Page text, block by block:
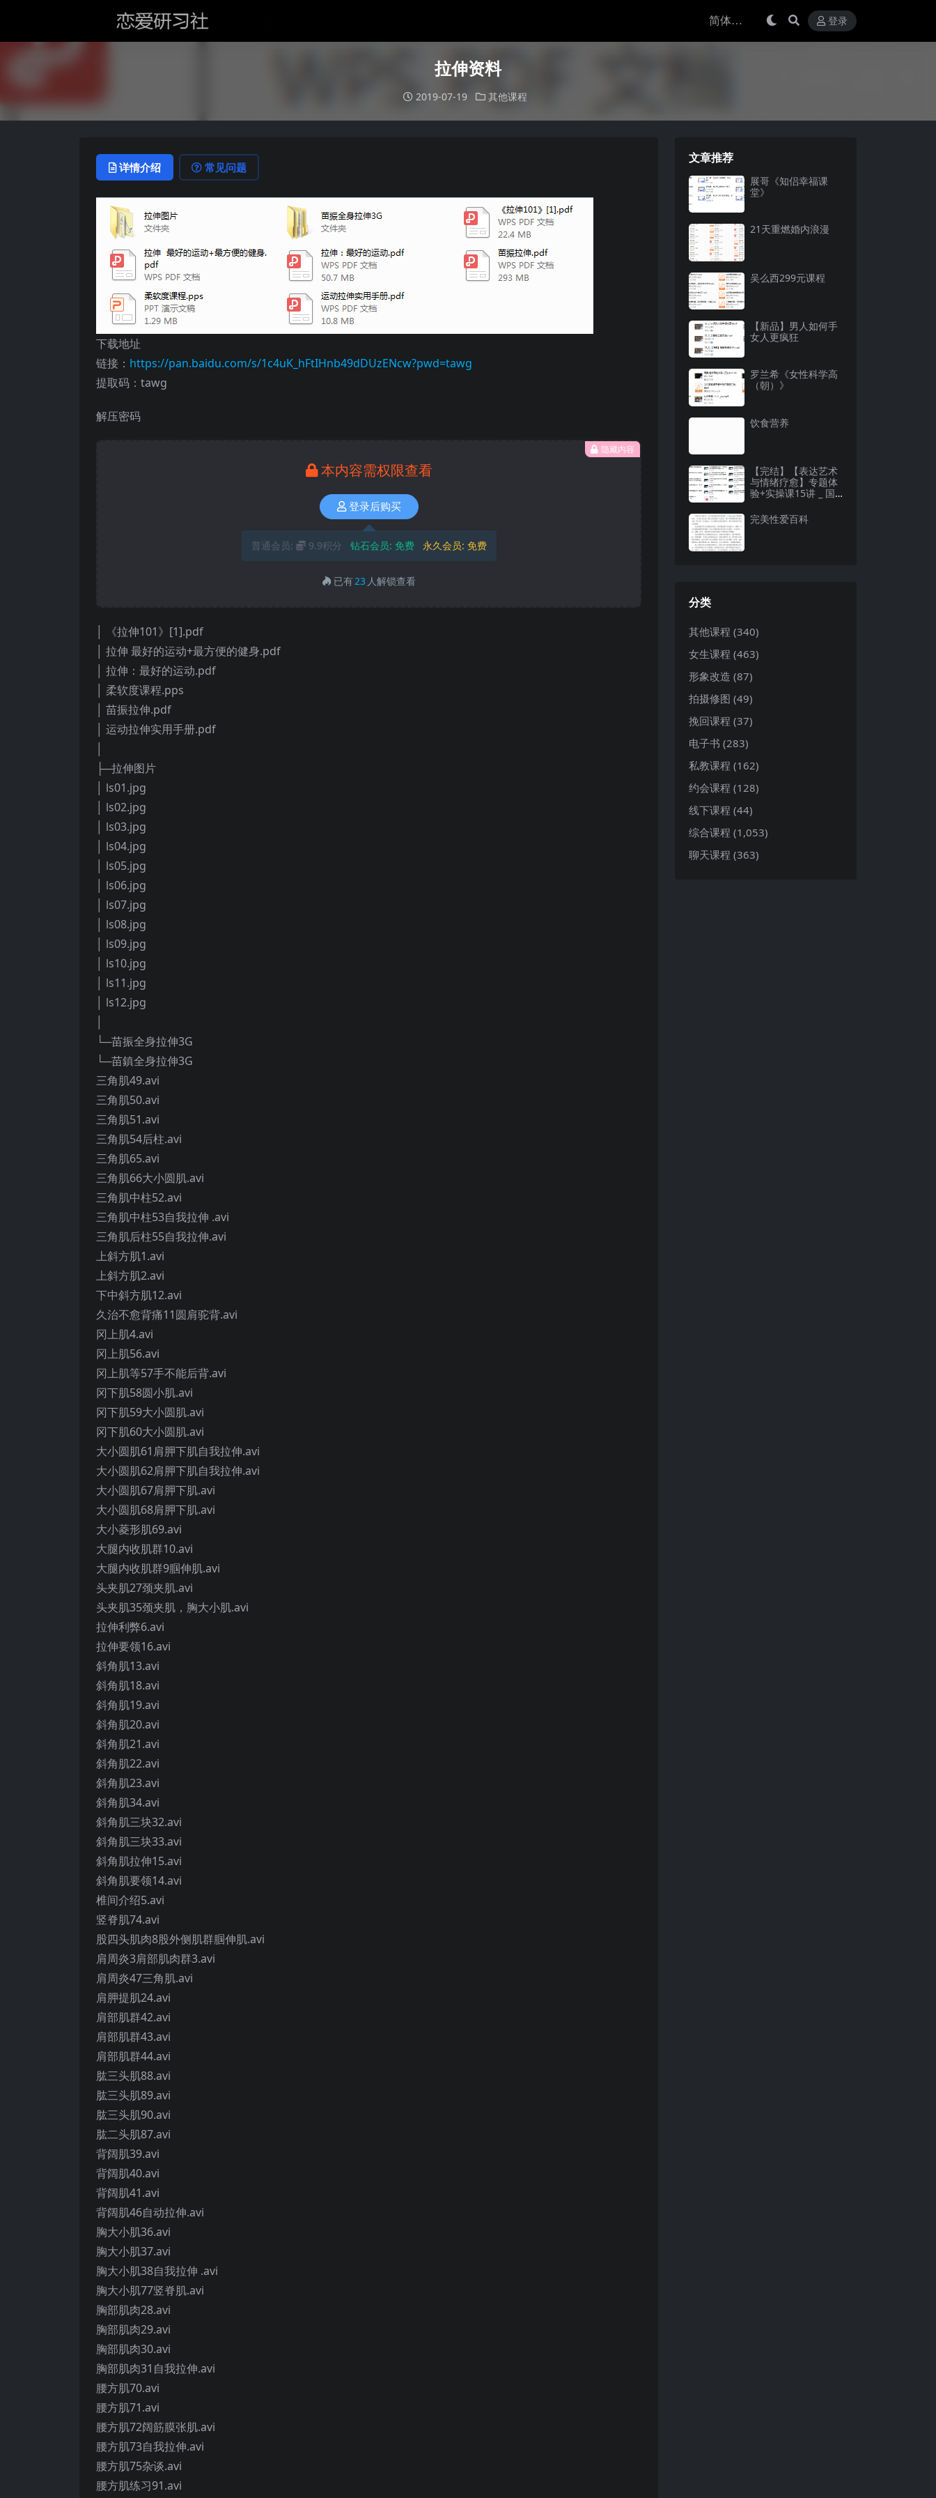
登录
拉伸资料
2019-07-19 其他课程
详情介绍 常见问题
下载地址
链接： https://pan.baidu.com/s/1c4uK_hFtIHnb49dDUzENcw?pwd=tawg
提取码：tawg
解压密码
隐藏内容
本内容需权限查看
登录后购买
普通会员: 9.9积分 钻石会员: 免费 永久会员: 免费
已有23 人解锁查看
│ 《拉伸101》[1].pdf
│ 拉伸 最好的运动+最方便的健身.pdf
│ 拉伸：最好的运动.pdf
│ 柔软度课程.pps
│ 苗振拉伸.pdf
│ 运动拉伸实用手册.pdf
├─拉伸图片
│ ls01.jpg
│ ls02.jpg
│ ls03.jpg
│ ls04.jpg
│ ls05.jpg
│ ls06.jpg
│ ls07.jpg
│ ls08.jpg
│ ls09.jpg
│ ls10.jpg
│ ls11.jpg
│ ls12.jpg
└─苗振全身拉伸3G
└─苗鎮全身拉伸3G
三角肌49.avi
三角肌50.avi
三角肌51.avi
三角肌54后柱.avi
三角肌65.avi
三角肌66大小圆肌.avi
三角肌中柱52.avi
三角肌中柱53自我拉伸 .avi
三角肌后柱55自我拉伸.avi
上斜方肌1.avi
上斜方肌2.avi
下中斜方肌12.avi
久治不愈背痛11圆肩驼背.avi
冈上肌4.avi
冈上肌56.avi
冈上肌等57手不能后背.avi
冈下肌58圆小肌.avi
冈下肌59大小圆肌.avi
冈下肌60大小圆肌.avi
大小圆肌61肩胛下肌自我拉伸.avi
大小圆肌62肩胛下肌自我拉伸.avi
大小圆肌67肩胛下肌.avi
大小圆肌68肩胛下肌.avi
大小菱形肌69.avi
大腿内收肌群10.avi
大腿内收肌群9腘伸肌.avi
头夹肌27颈夹肌.avi
头夹肌35颈夹肌，胸大小肌.avi
拉伸利弊6.avi
拉伸要领16.avi
斜角肌13.avi
斜角肌18.avi
斜角肌19.avi
斜角肌20.avi
斜角肌21.avi
斜角肌22.avi
斜角肌23.avi
斜角肌34.avi
斜角肌三块32.avi
斜角肌三块33.avi
斜角肌拉伸15.avi
斜角肌要领14.avi
椎间介绍5.avi
竖脊肌74.avi
股四头肌肉8股外侧肌群腘伸肌.avi
肩周炎3肩部肌肉群3.avi
肩周炎47三角肌.avi
肩胛提肌24.avi
肩部肌群42.avi
肩部肌群43.avi
肩部肌群44.avi
肱三头肌88.avi
肱三头肌89.avi
肱三头肌90.avi
肱二头肌87.avi
背阔肌39.avi
背阔肌40.avi
背阔肌41.avi
背阔肌46自动拉伸.avi
胸大小肌36.avi
胸大小肌37.avi
胸大小肌38自我拉伸 .avi
胸大小肌77竖脊肌.avi
胸部肌肉28.avi
胸部肌肉29.avi
胸部肌肉30.avi
胸部肌肉31自我拉伸.avi
腰方肌70.avi
腰方肌71.avi
腰方肌72阔筋膜张肌.avi
腰方肌73自我拉伸.avi
腰方肌75杂谈.avi
腰方肌练习91.avi
文章推荐
展哥《知侣幸福课
堂》
21天重燃婚内浪漫
吴么西299元课程
【新品】男人如何手
女人更疯狂
罗兰希《女性科学高
（朝）》
饮食营养
【完结】【表达艺术
与情绪疗愈】专题体
验+实操课15讲 _ 国
播授
完美性爱百科
分类
其他课程 (340)
女生课程 (463)
形象改造 (87)
拍摄修图 (49)
挽回课程 (37)
电子书 (283)
私教课程 (162)
约会课程 (128)
线下课程 (44)
综合课程 (1,053)
聊天课程 (363)